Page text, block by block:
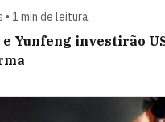
• 1 min de leitura
Yunfeng investirão